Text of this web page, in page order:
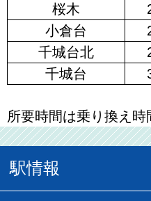
桜木
小倉台
千城台北
千城台
所要時間は乗り換え時
駅情報